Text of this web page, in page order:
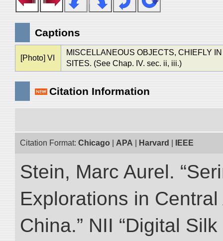
Captions
[Photo] VI
MISCELLANEOUS OBJECTS, CHIEFLY
SITES. (See Chap. IV. sec. ii, iii.)
Citation Information
Citation Format: Chicago APA Harvard IEEE
Stein, Marc Aurel.
Explorations in
China.” NII “Digital